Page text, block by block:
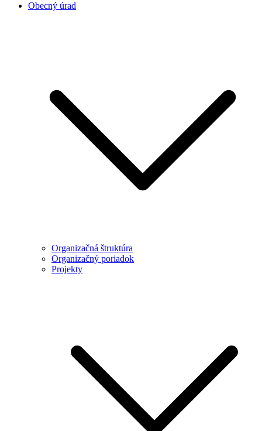
Obecný úrad
Organizačná štruktúra
Organizačný poriadok
Projekty